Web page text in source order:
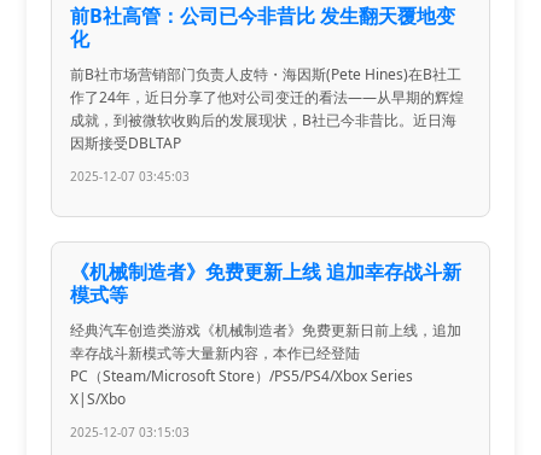
前B社高管：公司已今非昔比 发生翻天覆地变
化
前B社市场营销部门负责人皮特・海因斯(Pete Hines)在B社工
作了24年，近日分享了他对公司变迁的看法——从早期的辉煌
成就，到被微软收购后的发展现状，B社已今非昔比。近日海
因斯接受DBLTAP
2025-12-07 03:45:03
《机械制造者》免费更新上线 追加幸存战斗新
模式等
经典汽车创造类游戏《机械制造者》免费更新日前上线，追加
幸存战斗新模式等大量新内容，本作已经登陆
PC（Steam/Microsoft Store）/PS5/PS4/Xbox Series
X|S/Xbo
2025-12-07 03:15:03